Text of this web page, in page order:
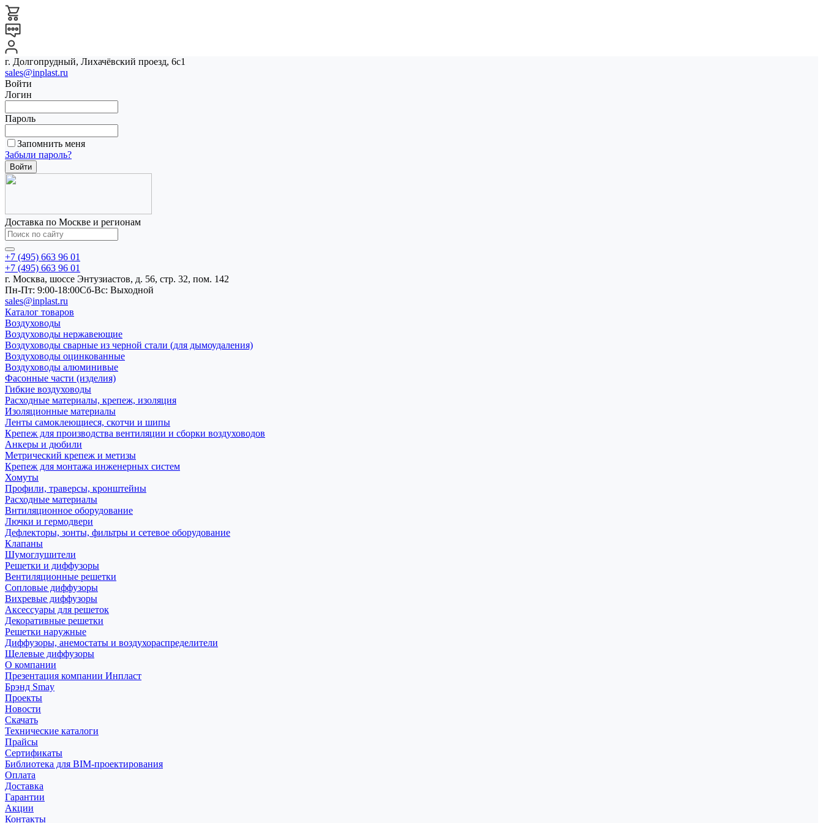
г. Долгопрудный, Лихачёвский проезд, 6с1
sales@inplast.ru
Войти
Логин
Пароль
Запомнить меня
Забыли пароль?
Доставка по Москве и регионам
+7 (495) 663 96 01
+7 (495) 663 96 01
г. Москва, шоссе Энтузиастов, д. 56, стр. 32, пом. 142
Пн-Пт: 9:00-18:00Cб-Вс: Выходной
sales@inplast.ru
Каталог товаров
Воздуховоды
Воздуховоды нержавеющие
Воздуховоды сварные из черной стали (для дымоудаления)
Воздуховоды оцинкованные
Воздуховоды алюминивые
Фасонные части (изделия)
Гибкие воздуховоды
Расходные материалы, крепеж, изоляция
Изоляционные материалы
Ленты самоклеющиеся, скотчи и шипы
Крепеж для производства вентиляции и сборки воздуховодов
Анкеры и дюбили
Метрический крепеж и метизы
Крепеж для монтажа инженерных систем
Хомуты
Профили, траверсы, кронштейны
Расходные материалы
Внтиляционное оборудование
Лючки и гермодвери
Дефлекторы, зонты, фильтры и сетевое оборудование
Клапаны
Шумоглушители
Решетки и диффузоры
Вентиляционные решетки
Сопловые диффузоры
Вихревые диффузоры
Аксессуары для решеток
Декоративные решетки
Решетки наружные
Диффузоры, анемостаты и воздухораспределители
Щелевые диффузоры
О компании
Презентация компании Инпласт
Брэнд Smay
Проекты
Новости
Скачать
Технические каталоги
Прайсы
Сертификаты
Библиотека для BIM-проектирования
Оплата
Доставка
Гарантии
Акции
Контакты